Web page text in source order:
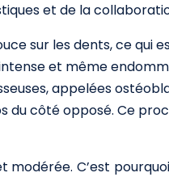
et de la
sur les dents, ce qui
et même
appelées
côté opposé. Ce
C’est